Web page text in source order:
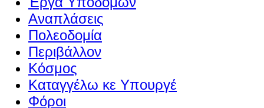
Αναπλάσεις
Πολεοδομία
Περιβάλλον
Κόσμος
Καταγγέλω κε Υπουργέ
Φόροι